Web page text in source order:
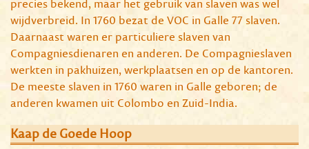
precies bekend, maar het gebruik van slaven was wel
wijdverbreid. In 1760 bezat de VOC in Galle 77 slaven.
Daarnaast waren er particuliere slaven van
Compagniesdienaren en anderen. De Compagnieslaven
werkten in pakhuizen, werkplaatsen en op de kantoren.
De meeste slaven in 1760 waren in Galle geboren; de
anderen kwamen uit Colombo en Zuid-India.
Kaap de Goede Hoop